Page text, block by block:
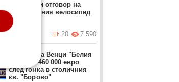
Български отговор на
съвременния велосипед
(ВИДЕО)
ч.
7 590
20
Задържаха Венци "Белия
негър" с 460 000 евро
след гонка в столичния
кв. "Борово"